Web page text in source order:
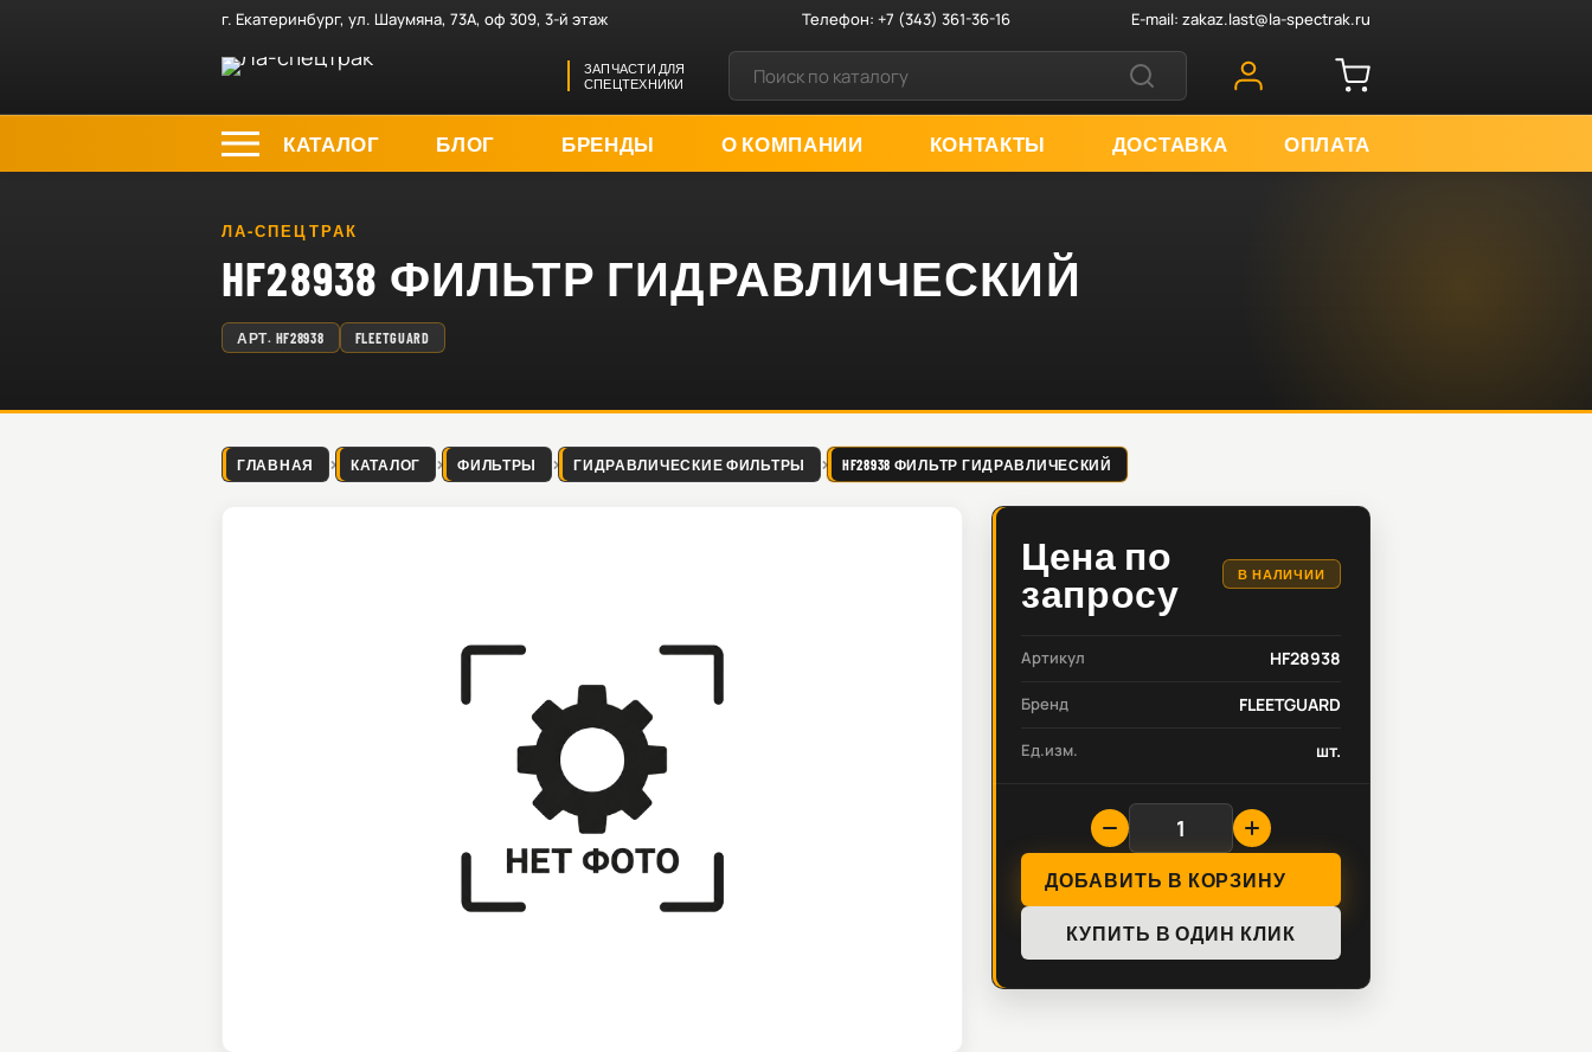
г. Екатеринбург, ул. Шаумяна, 73А, оф 309, 3-й этаж Телефон:+7 (343) 361-36-16 E-mail: zakaz.last@la-spectrak.ru
ЗАПЧАСТИ ДЛЯ
СПЕЦТЕХНИКИ
КАТАЛОГ БЛОГ БРЕНДЫ О КОМПАНИИ КОНТАКТЫ ДОСТАВКА ОПЛАТА
ЛА-СПЕЦТРАК
HF28938 ФИЛЬТР ГИДРАВЛИЧЕСКИЙ
АРТ. HF28938 FLEETGUARD
ГЛАВНАЯ КАТАЛОГ ФИЛЬТРЫ ГИДРАВЛИЧЕСКИЕ ФИЛЬТРЫ HF28938 ФИЛЬТР ГИДРАВЛИЧЕСКИЙ
Цена по
запросу
В НАЛИЧИИ
Артикул HF28938
Бренд FLEETGUARD
Ед.изм. шт.
ДОБАВИТЬ В КОРЗИНУ
КУПИТЬ В ОДИН КЛИК